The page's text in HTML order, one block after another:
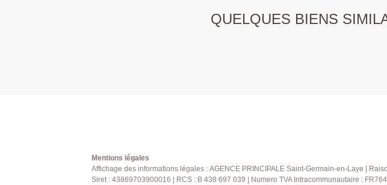
QUELQUES BIENS
Mentions légales
Affichage des informations légales : AGENCE PRINCIPALE Saint-Germain-en-Laye |
Siret : 43869703900016 | RCS : B 438 697 039 | Numero TVA Intracommunautaire :